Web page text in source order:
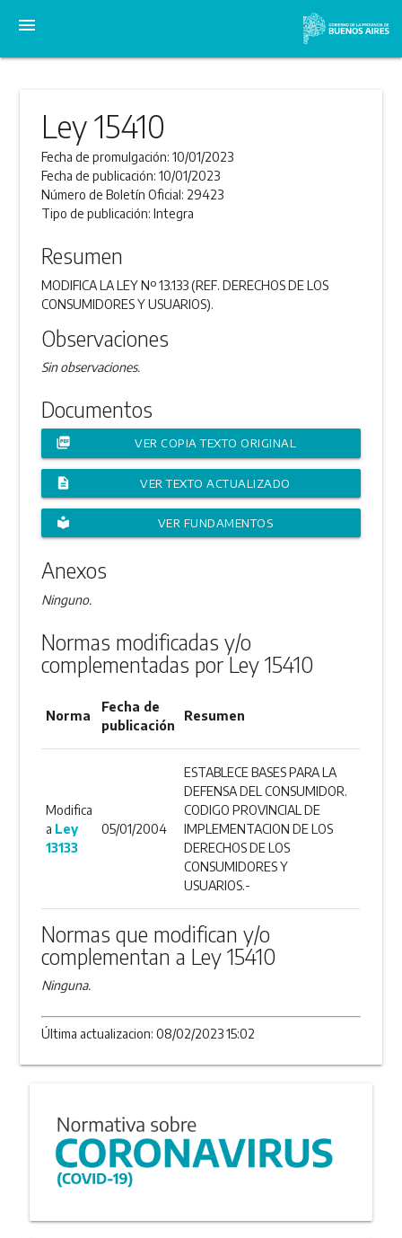
menu
Ley 15410
Fecha de promulgación:10/01/2023
Fecha de publicación:10/01/2023
Número de Boletín Oficial: 29423
Tipo de publicación:Integra
Resumen
MODIFICA LA LEY Nº 13.133 (REF. DERECHOS DE LOS
CONSUMIDORES Y USUARIOS).
Observaciones
Sin observaciones.
Documentos
picture_as_pdf VER COPIA TEXTO ORIGINAL
description VER TEXTO ACTUALIZADO
local_library VER FUNDAMENTOS
Anexos
Ninguno.
Normas modificadas y/o
complementadas por Ley 15410
Norma
Fecha de
publicación
Resumen
Modifica
a Ley
13133
05/01/2004
ESTABLECE BASES PARA LA
DEFENSA DEL CONSUMIDOR.
CODIGO PROVINCIAL DE
IMPLEMENTACION DE LOS
DERECHOS DE LOS
CONSUMIDORES Y
USUARIOS.-
Normas que modifican y/o
complementan a Ley 15410
Ninguna.
Última actualizacion: 08/02/2023 15:02